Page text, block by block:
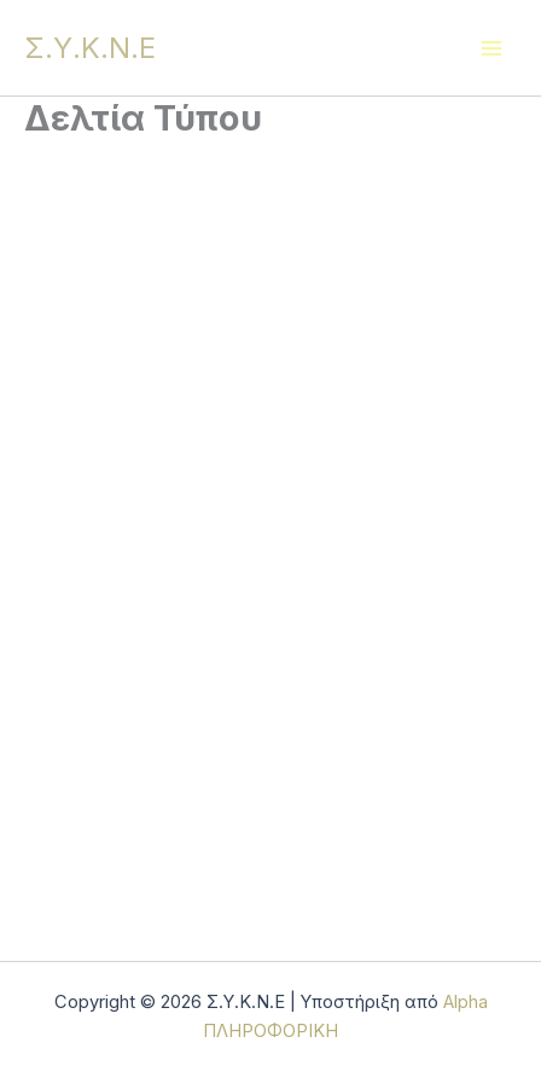
στοΣ.Υ.Κ.Ν.Ε
Δελτία Τύπου
Copyright © 2026 Σ.Υ.Κ.Ν.Ε | Υποστήριξη από Alpha
ΠΛΗΡΟΦΟΡΙΚΗ